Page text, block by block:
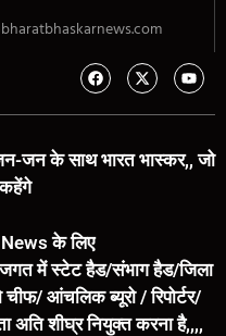
जन के साथ भारत भास्कर,, जो
के लिए
जगत में स्टेट हैड/संभाग हैड/जिला
आंचलिक ब्यूरो / रिपोर्टर/
अति शीघ्र नियुक्त करना है,,,,